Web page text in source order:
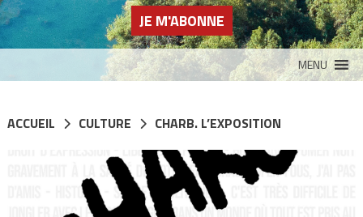
JE M'ABONNE
MENU
ACCUEIL CULTURE CHARB. L’EXPOSITION